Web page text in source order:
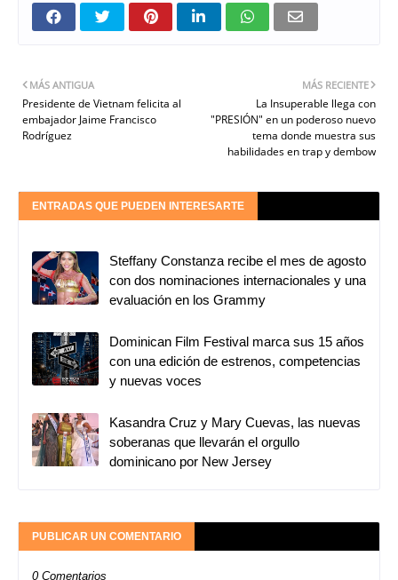
MÁS RECIENTE
La Insuperable llega con
"PRESIÓN" en un poderoso nuevo
tema donde muestra sus
habilidades en trap y dembow
MÁS ANTIGUA
Presidente de Vietnam felicita al
embajador Jaime Francisco
Rodríguez
ENTRADAS QUE PUEDEN INTERESARTE
Steffany Constanza recibe el mes de agosto
con dos nominaciones internacionales y una
evaluación en los Grammy
Dominican Film Festival marca sus 15 años
con una edición de estrenos, competencias
y nuevas voces
Kasandra Cruz y Mary Cuevas, las nuevas
soberanas que llevarán el orgullo
dominicano por New Jersey
PUBLICAR UN COMENTARIO
0 Comentarios